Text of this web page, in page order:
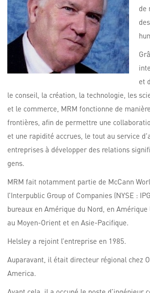
de
et
le conseil, la création, la technologie, les
et le commerce, MRM fonctionne de
frontières, afin de permettre une
et une rapidité accrues, le tout au service
entreprises à développer des relations
gens.
MRM fait notamment partie de McCann
l’Interpublic Group of Companies (NYSE :
bureaux en Amérique du Nord, en Amérique
au Moyen-Orient et en Asie-Pacifique.
Helsley a rejoint l’entreprise en 1985.
Auparavant, il était directeur régional chez
America.